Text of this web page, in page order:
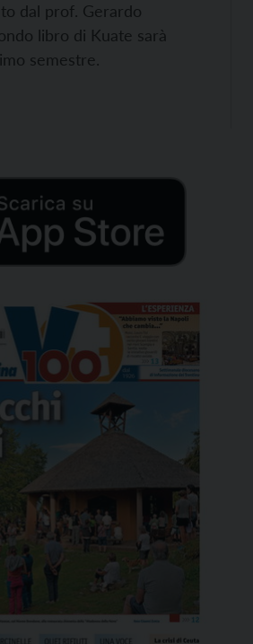
dal prof. Gerardo
libro di Kuate sarà
semestre.